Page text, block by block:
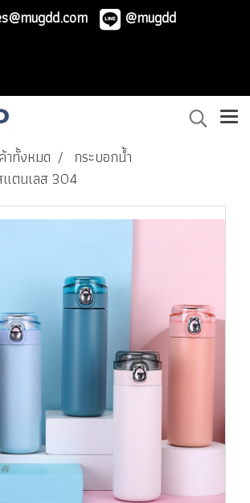
@mugdd
าทั้งหมด
กระบอกน้ำ
แตนเลส 304